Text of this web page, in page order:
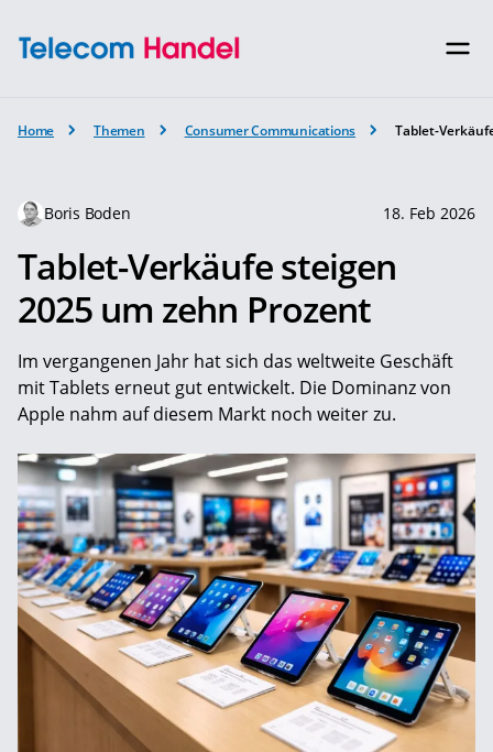
Home Themen Consumer Communications Tablet-
Boris Boden 18. Feb 2026
Tablet-Verkäufe steigen
2025 um zehn Prozent
Im vergangenen Jahr hat sich das weltweite Geschäft
mit Tablets erneut gut entwickelt. Die Dominanz von
Apple nahm auf diesem Markt noch weiter zu.